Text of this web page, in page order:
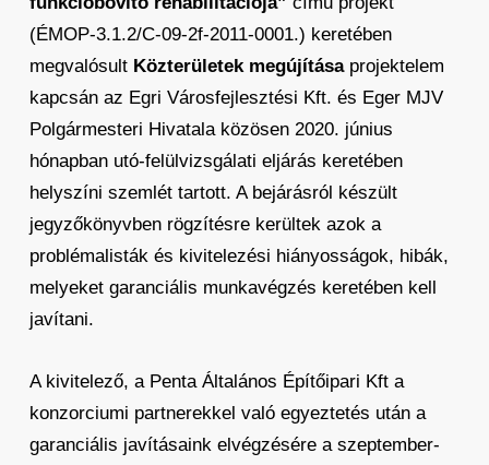
(ÉMOP-3.1.2/C-09-2f-2011-0001.) keretében
megvalósult Közterületek megújításaprojektelem
kapcsán az Egri Városfejlesztési Kft. és Eger MJV
Polgármesteri Hivatala közösen 2020. június
hónapban utó-felülvizsgálati eljárás keretében
helyszíni szemlét tartott. A bejárásról készült
jegyzőkönyvben rögzítésre kerültek azok a
problémalisták és kivitelezési hiányosságok, hibák,
melyeket garanciális munkavégzés keretében kell
javítani.
A kivitelező, a Penta Általános Építőipari Kft a
konzorciumi partnerekkel való egyeztetés után a
garanciális javításaink elvégzésére a szeptember-